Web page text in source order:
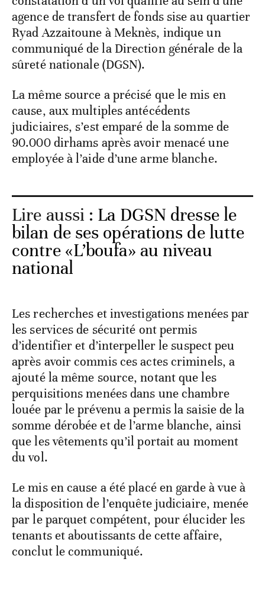
agence de transfert de fonds sise au quartier
Ryad Azzaitoune à Meknès, indique un
communiqué de la Direction générale de la
sûreté nationale (DGSN).
La même source a précisé que le mis en
cause, aux multiples antécédents
judiciaires, s’est emparé de la somme de
90.000 dirhams après avoir menacé une
employée à l’aide d’une arme blanche.
Lire aussi : La DGSN dresse le
bilan de ses opérations de lutte
contre «L’boufa» au niveau
national
Les recherches et investigations menées par
les services de sécurité ont permis
d’identifier et d’interpeller le suspect peu
après avoir commis ces actes criminels, a
ajouté la même source, notant que les
perquisitions menées dans une chambre
louée par le prévenu a permis la saisie de la
somme dérobée et de l’arme blanche, ainsi
que les vêtements qu’il portait au moment
du vol.
Le mis en cause a été placé en garde à vue à
la disposition de l’enquête judiciaire, menée
par le parquet compétent, pour élucider les
tenants et aboutissants de cette affaire,
conclut le communiqué.